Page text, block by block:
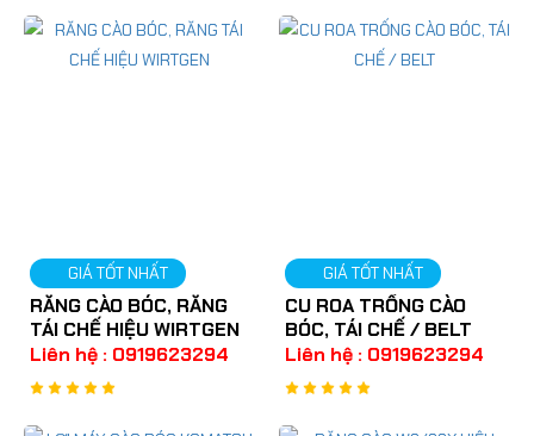
GIÁ TỐT NHẤT
RĂNG CÀO BÓC, RĂNG
TÁI CHẾ HIỆU WIRTGEN
Liên hệ : 0919623294
GIÁ TỐT NHẤT
CU ROA TRỐNG CÀO
BÓC, TÁI CHẾ / BELT
Liên hệ : 0919623294